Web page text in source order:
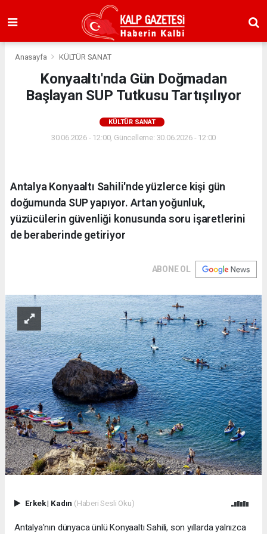
Anasayfa KÜLTÜR SANAT
Konyaaltı'nda Gün Doğmadan
Başlayan SUP Tutkusu Tartışılıyor
KÜLTÜR SANAT
30.06.2026 - 12:00, Güncelleme: 30.06.2026 - 12:00
Antalya Konyaaltı Sahili'nde yüzlerce kişi gün
doğumunda SUP yapıyor. Artan yoğunluk,
yüzücülerin güvenliği konusunda soru işaretlerini
de beraberinde getiriyor
ABONE OL
Erkek| Kadın (Haberi Sesli Oku)
Antalya'nın dünyaca ünlü Konyaaltı Sahili, son yıllarda yalnızca